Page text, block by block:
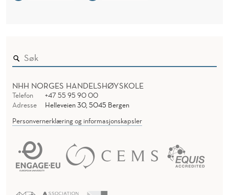
NHH NORGES HANDELSHØYSKOLE
Telefon
+47 55 95 90 00
Adresse
Helleveien 30, 5045 Bergen
Personvernerklæring og informasjonskapsler